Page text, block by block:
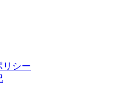
リシー